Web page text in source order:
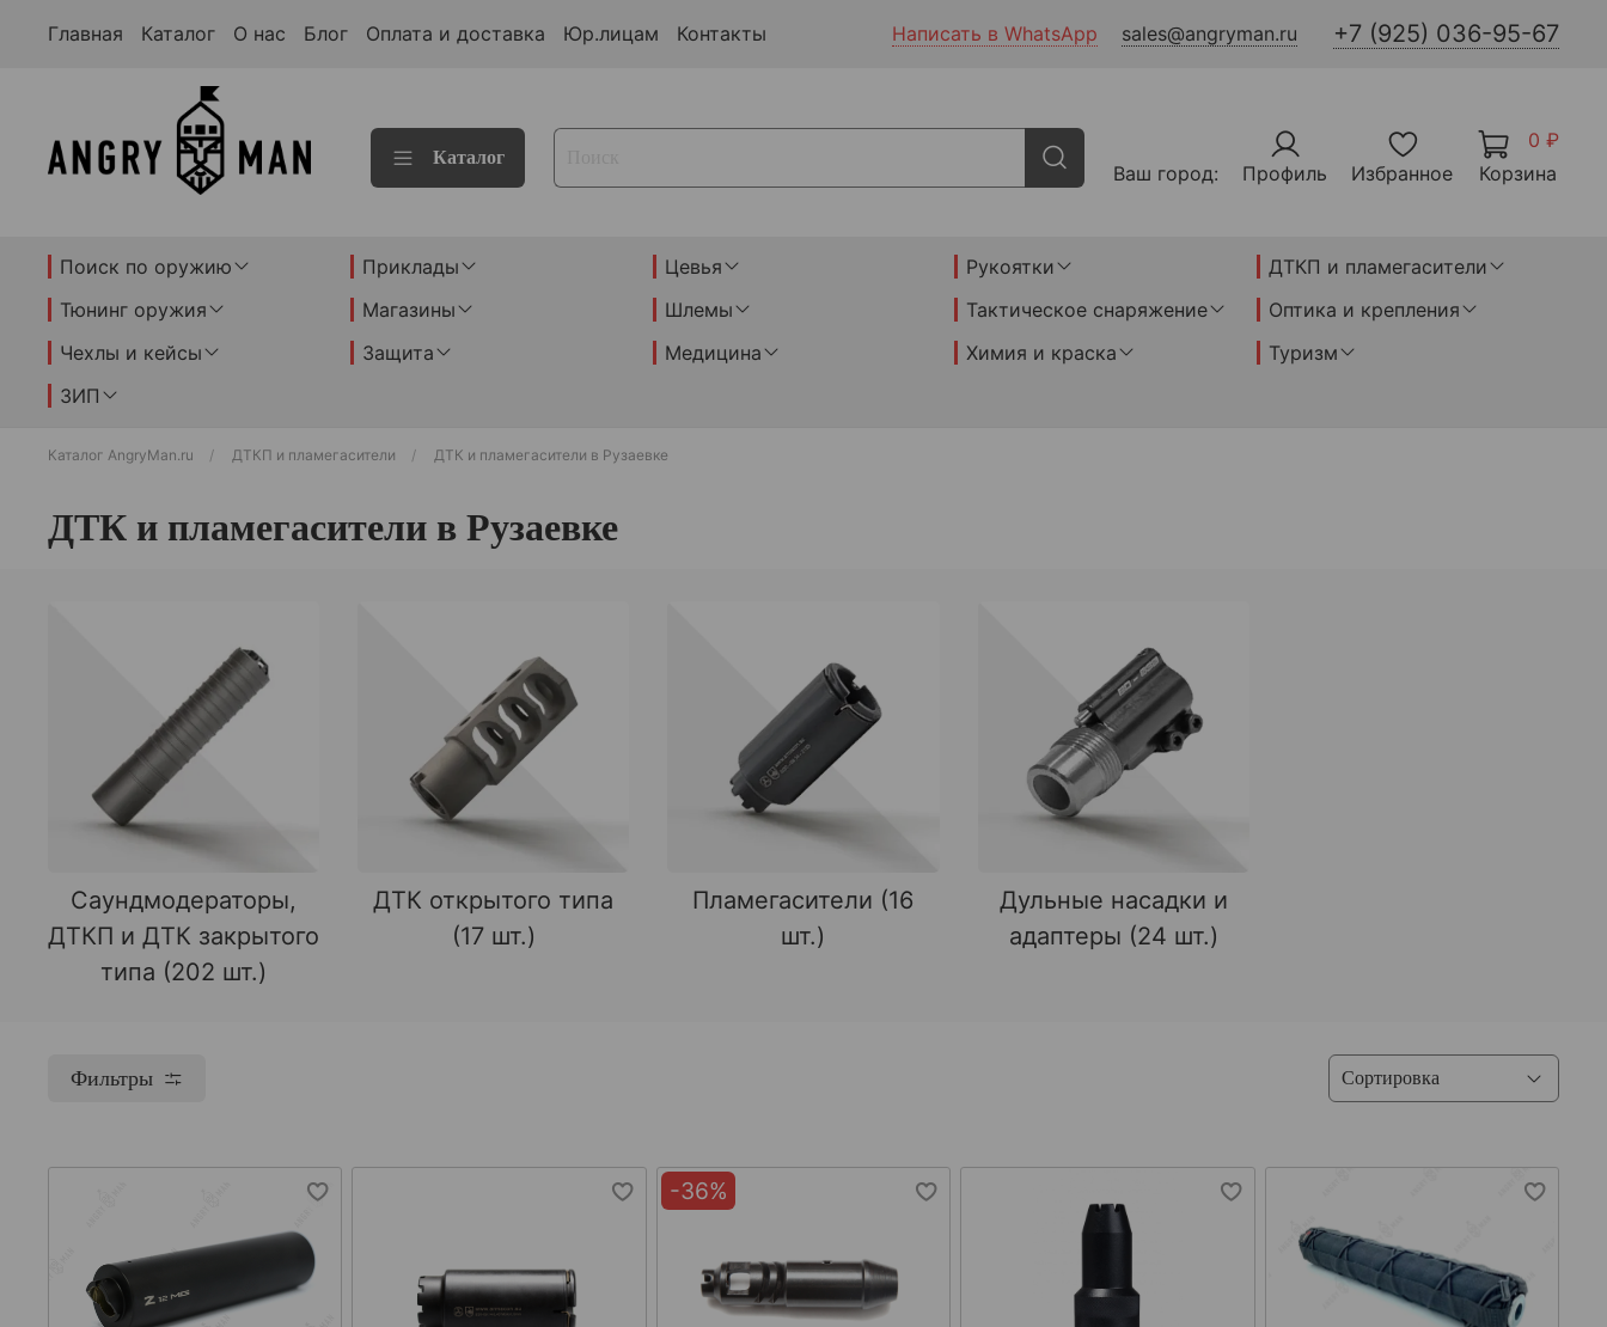
Главная Каталог О нас Блог Оплата и доставка Юр.лицам Контакты Написать в WhatsApp sales@angryman.ru +7 (925) 036-95-67
Каталог
Ваш город: Профиль Избранное
0 ₽
Корзина
Поиск по оружию Приклады Цевья Рукоятки
ДТКП и пламегасители
Тюнинг оружия
Магазины Шлемы Тактическое снаряжение
Оптика и крепления
Чехлы и кейсы
Защита Медицина Химия и краска
Туризм
ЗИП
Каталог AngryMan.ru ДТКП и пламегасители ДТК и пламегасители в Рузаевке
ДТК и пламегасители в Рузаевке
Саундмодераторы,
ДТКП и ДТК закрытого
типа (202 шт.)
ДТК открытого типа
(17 шт.)
Пламегасители (16
шт.)
Дульные насадки и
адаптеры (24 шт.)
Фильтры
-36%